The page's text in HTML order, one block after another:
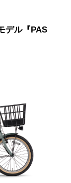
デル『PAS